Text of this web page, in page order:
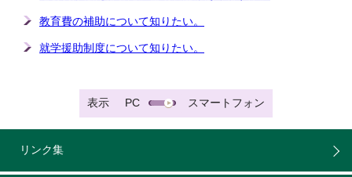
教育費の補助について知りたい。
就学援助制度について知りたい。
表示 PC スマートフォン
リンク集